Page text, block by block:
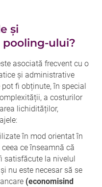
și
pooling-ului?
asociată frecvent cu o
și administrative
pot fi obținute, în special
a costurilor
lichidităților,
în mod orientat în
ce înseamnă că
satisfăcute la nivelul
nu este necesar să se
(economisind